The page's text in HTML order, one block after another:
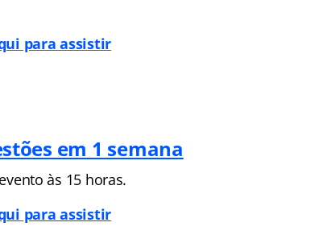
para assistir
em 1 semana
às 15 horas.
para assistir